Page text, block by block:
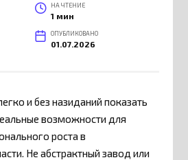
НА ЧТЕНИЕ
1 мин
ОПУБЛИКОВАНО
01.07.2026
и без назиданий показать
возможности для
роста в
Не абстрактный завод или